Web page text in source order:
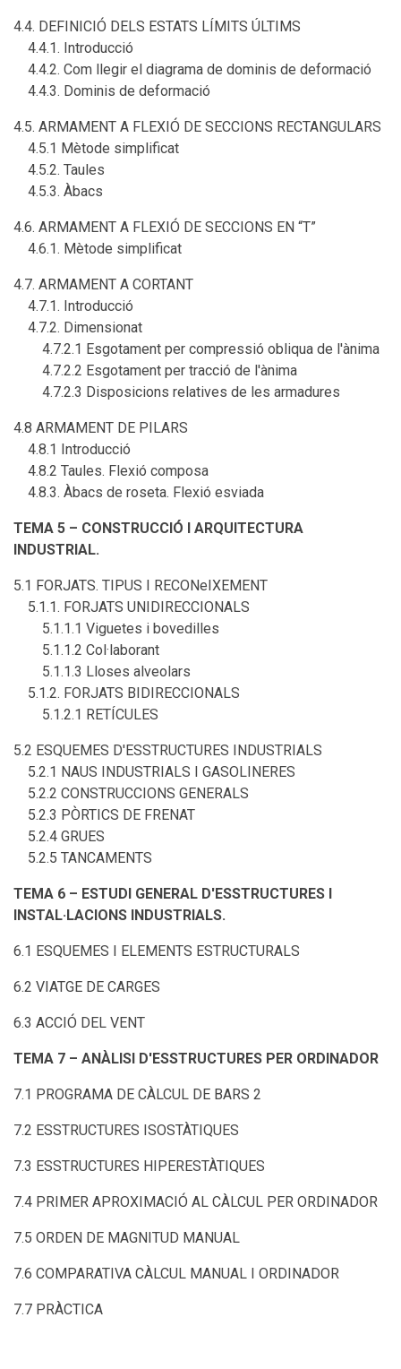
4.4. DEFINICIÓ DELS ESTATS LÍMITS ÚLTIMS
4.4.1. Introducció
4.4.2. Com llegir el diagrama de dominis de deformació
4.4.3. Dominis de deformació
4.5. ARMAMENT A FLEXIÓ DE SECCIONS RECTANGULARS
4.5.1 Mètode simplificat
4.5.2. Taules
4.5.3. Àbacs
4.6. ARMAMENT A FLEXIÓ DE SECCIONS EN “T”
4.6.1. Mètode simplificat
4.7. ARMAMENT A CORTANT
4.7.1. Introducció
4.7.2. Dimensionat
4.7.2.1 Esgotament per compressió obliqua de l'ànima
4.7.2.2 Esgotament per tracció de l'ànima
4.7.2.3 Disposicions relatives de les armadures
4.8 ARMAMENT DE PILARS
4.8.1 Introducció
4.8.2 Taules. Flexió composa
4.8.3. Àbacs de roseta. Flexió esviada
TEMA 5 – CONSTRUCCIÓ I ARQUITECTURA
INDUSTRIAL.
5.1 FORJATS. TIPUS I RECONeIXEMENT
5.1.1. FORJATS UNIDIRECCIONALS
5.1.1.1 Viguetes i bovedilles
5.1.1.2 Col·laborant
5.1.1.3 Lloses alveolars
5.1.2. FORJATS BIDIRECCIONALS
5.1.2.1 RETÍCULES
5.2 ESQUEMES D'ESSTRUCTURES INDUSTRIALS
5.2.1 NAUS INDUSTRIALS I GASOLINERES
5.2.2 CONSTRUCCIONS GENERALS
5.2.3 PÒRTICS DE FRENAT
5.2.4 GRUES
5.2.5 TANCAMENTS
TEMA 6 – ESTUDI GENERAL D'ESSTRUCTURES I
INSTAL·LACIONS INDUSTRIALS.
6.1 ESQUEMES I ELEMENTS ESTRUCTURALS
6.2 VIATGE DE CARGES
6.3 ACCIÓ DEL VENT
TEMA 7 – ANÀLISI D'ESSTRUCTURES PER ORDINADOR
7.1 PROGRAMA DE CÀLCUL DE BARS 2
7.2 ESSTRUCTURES ISOSTÀTIQUES
7.3 ESSTRUCTURES HIPERESTÀTIQUES
7.4 PRIMER APROXIMACIÓ AL CÀLCUL PER ORDINADOR
7.5 ORDEN DE MAGNITUD MANUAL
7.6 COMPARATIVA CÀLCUL MANUAL I ORDINADOR
7.7 PRÀCTICA